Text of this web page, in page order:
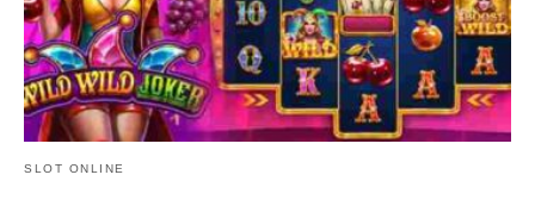
SLOT ONLINE